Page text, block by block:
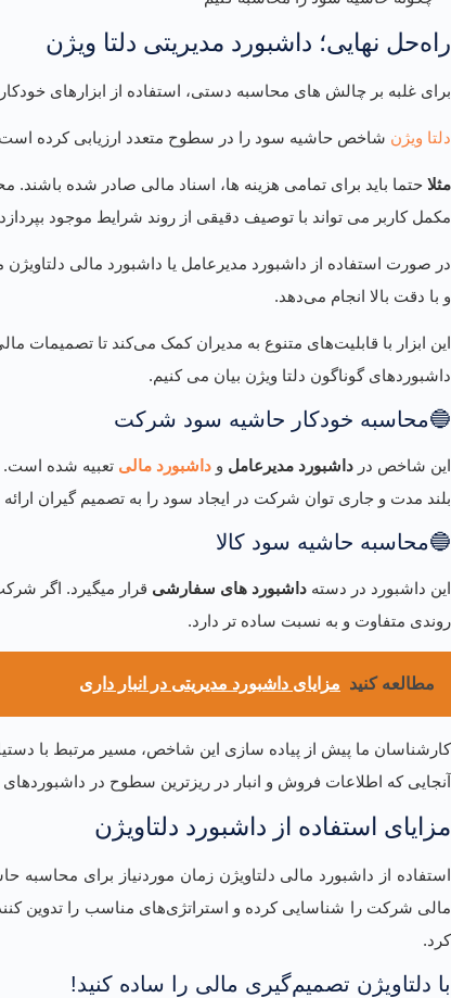
راه‌حل نهایی؛ داشبورد مدیریتی دلتا ویژن
برای غلبه بر چالش های محاسبه دستی، استفاده از ابزارهای خودکار
دلتا ویژن شاخص حاشیه سود را در سطوح متعدد ارزیابی کرده است.
مثلا حتما باید برای تمامی هزینه ها، اسناد مالی صادر شده
مکمل کاربر می تواند با توصیف دقیقی از روند شرایط موجود
در صورت استفاده از داشبورد مدیرعامل یا داشبورد مالی
و با دقت بالا انجام می‌دهد.
این ابزار با قابلیت‌های متنوع به مدیران کمک می‌کند تا تصمیمات
داشبوردهای گوناگون دلتا ویژن بیان می کنیم.
🔵محاسبه خودکار حاشیه سود شرکت
این شاخص در داشبورد مدیرعامل و داشبورد مالی تعبیه شده است.
بلند مدت و جاری توان شرکت در ایجاد سود را به تصمیم گیران
🔵محاسبه حاشیه سود کالا
این داشبورد در دسته داشبورد های سفارشی قرار میگیرد. اگر
روندی متفاوت و به نسبت ساده تر دارد.
مطالعه کنید مزایای داشبورد مدیریتی در انبار داری
کارشناسان ما پیش از پیاده سازی این شاخص، مسیر مرتبط با
آنجایی که اطلاعات فروش و انبار در ریزترین سطوح در
مزایای استفاده از داشبورد دلتاویژن
استفاده از داشبورد مالی دلتاویژن زمان موردنیاز برای
مالی شرکت را شناسایی کرده و استراتژی‌های مناسب را تدوین
کرد.
با دلتاویژن تصمیم‌گیری مالی را ساده کنید!